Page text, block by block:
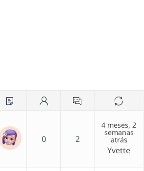
0 2
4 meses, 2
semanas
atrás
Yvette